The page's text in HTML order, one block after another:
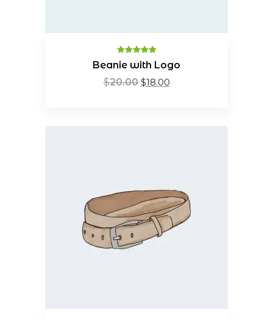
Valorado en
5.00de 5
Beanie with Logo
$20.00 $18.00